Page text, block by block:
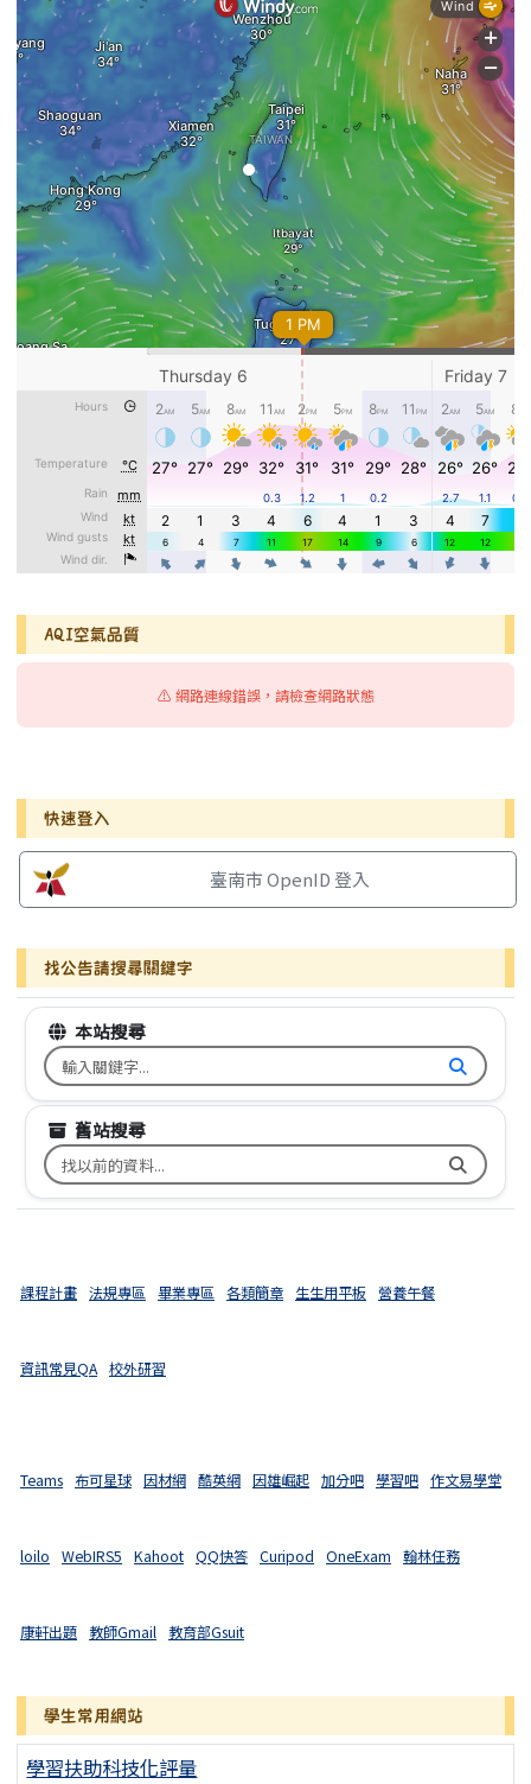
AQI空氣品質
⚠️ 網路連線錯誤，請檢查網路狀態
右邊區域內容
快速登入
臺南市 OpenID 登入
找公告請搜尋關鍵字
本站搜尋
搜尋台南市文元國小全球資訊網關鍵字
舊站搜尋
搜尋台南市文元國小舊校網關鍵字
課程計畫 法規專區 畢業專區 各類簡章 生生用平板 營養午餐
資訊常見QA 校外研習
Teams 布可星球 因材網 酷英網 因雄崛起 加分吧 學習吧 作文易學堂
loilo WebIRS5 Kahoot QQ快答 Curipod OneExam 翰林任務
康軒出題 教師Gmail 教育部Gsuit
學生常用網站
學習扶助科技化評量